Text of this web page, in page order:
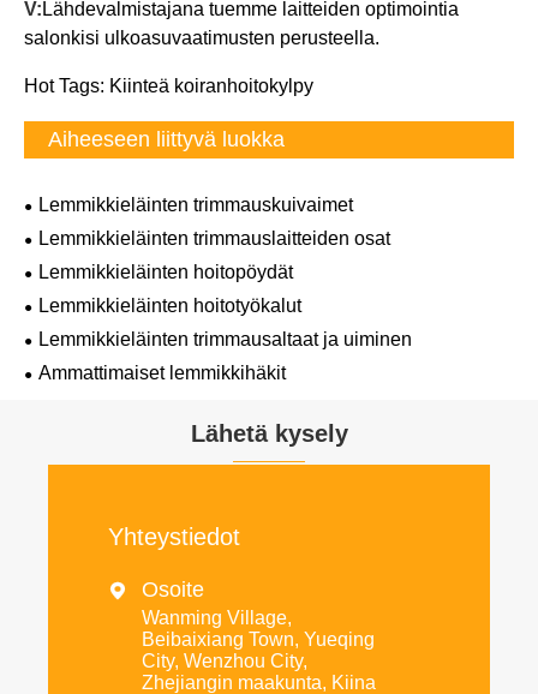
V:Lähdevalmistajana tuemme laitteiden optimointia
salonkisi ulkoasuvaatimusten perusteella.
Hot Tags: Kiinteä koiranhoitokylpy
Aiheeseen liittyvä luokka
Lemmikkieläinten trimmauskuivaimet
Lemmikkieläinten trimmauslaitteiden osat
Lemmikkieläinten hoitopöydät
Lemmikkieläinten hoitotyökalut
Lemmikkieläinten trimmausaltaat ja uiminen
Ammattimaiset lemmikkihäkit
Lähetä kysely
Yhteystiedot
 Osoite
Wanming Village,
Beibaixiang Town, Yueqing
City, Wenzhou City,
Zhejiangin maakunta, Kiina